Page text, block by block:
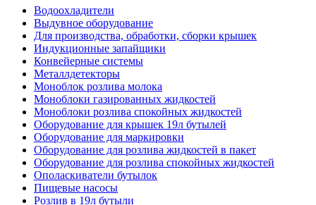
Водоохладители
Выдувное оборудование
Для производства, обработки, сборки крышек
Индукционные запайщики
Конвейерные системы
Металлдетекторы
Моноблок розлива молока
Моноблоки газированных жидкостей
Моноблоки розлива спокойных жидкостей
Оборудование для крышек 19л бутылей
Оборудование для маркировки
Оборудование для розлива жидкостей в пакет
Оборудование для розлива спокойных жидкостей
Ополаскиватели бутылок
Пищевые насосы
Розлив в 19л бутыли